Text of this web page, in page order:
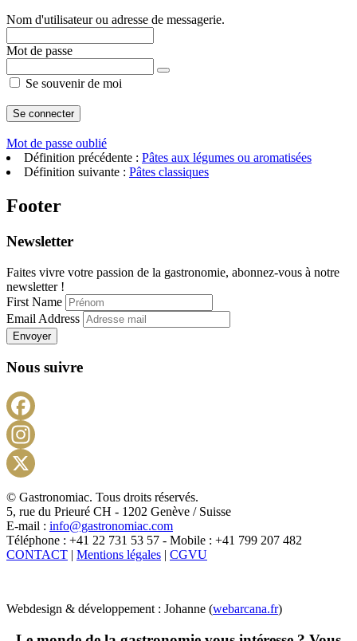
Nom d'utilisateur ou adresse de messagerie.
Mot de passe
Se souvenir de moi
Mot de passe oublié
Définition précédente : Pâtes aux légumes ou aromatisées
Définition suivante : Pâtes classiques
Footer
Newsletter
Faites vivre votre passion de la gastronomie, abonnez-vous à notre
newsletter !
First Name
Email Address
Envoyer
Nous suivre
X
© Gastronomiac. Tous droits réservés.
5, rue du Prieuré CH - 1202 Genève / Suisse
E-mail : info@gastronomiac.com
Téléphone : +41 22 731 53 57 - Mobile : +41 799 207 482
CONTACT | Mentions légales | CGVU
Webdesign & développement : Johanne (webarcana.fr)